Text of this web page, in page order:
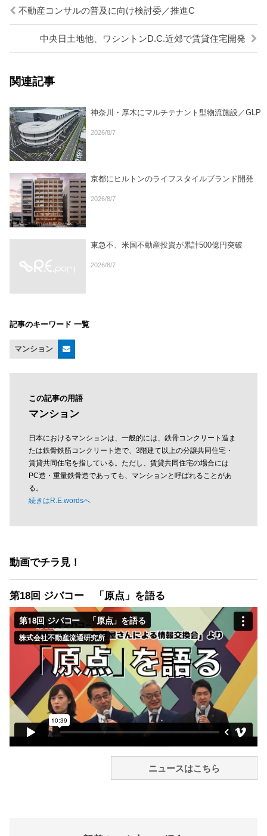
不動産コンサルの普及に向け検討委／推進C
中央日土地他、ワシントンD.C.近郊で賃貸住宅開発
関連記事
神奈川・厚木にマルチテナント型物流施設／GLP
2026/8/7
京都にヒルトンのライフスタイルブランド開発
2026/8/7
東急不、米国不動産投資が累計500億円突破
2026/8/7
記事のキーワード 一覧
マンション
この記事の用語
マンション
日本におけるマンションは、一般的には、鉄骨コンクリート造ま
たは鉄骨鉄筋コンクリート造で、3階建て以上の分譲共同住宅・
賃貸共同住宅を指している。ただし、賃貸共同住宅の場合には
PC造・重量鉄骨造であっても、マンションと呼ばれることがあ
る。
続きはR.E.wordsへ
動画でチラ見！
第18回 ジバコー 「原点」を語る
ニュースはこちら